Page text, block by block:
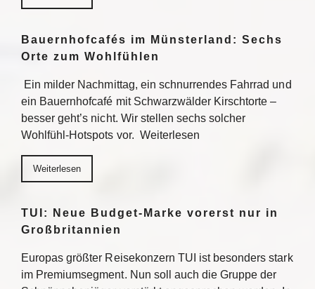
Bauernhofcafés im Münsterland: Sechs
Orte zum Wohlfühlen
Ein milder Nachmittag, ein schnurrendes Fahrrad und
ein Bauernhofcafé mit Schwarzwälder Kirschtorte –
besser geht’s nicht. Wir stellen sechs solcher
Wohlfühl-Hotspots vor. Weiterlesen
Weiterlesen
TUI: Neue Budget-Marke vorerst nur in
Großbritannien
Europas größter Reisekonzern TUI ist besonders stark
im Premiumsegment. Nun soll auch die Gruppe der